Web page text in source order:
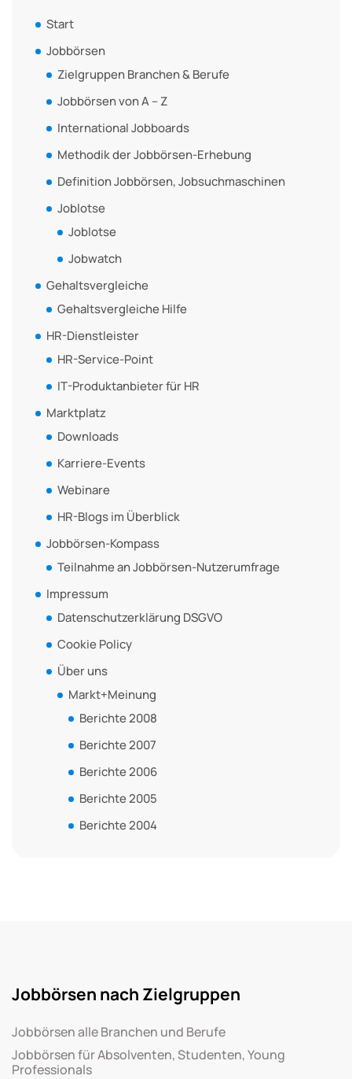
Start
Jobbörsen
Zielgruppen Branchen & Berufe
Jobbörsen von A – Z
International Jobboards
Methodik der Jobbörsen-Erhebung
Definition Jobbörsen, Jobsuchmaschinen
Joblotse
Joblotse
Jobwatch
Gehaltsvergleiche
Gehaltsvergleiche Hilfe
HR-Dienstleister
HR-Service-Point
IT-Produktanbieter für HR
Marktplatz
Downloads
Karriere-Events
Webinare
HR-Blogs im Überblick
Jobbörsen-Kompass
Teilnahme an Jobbörsen-Nutzerumfrage
Impressum
Datenschutzerklärung DSGVO
Cookie Policy
Über uns
Markt+Meinung
Berichte 2008
Berichte 2007
Berichte 2006
Berichte 2005
Berichte 2004
Jobbörsen nach Zielgruppen
Jobbörsen alle Branchen und Berufe
Jobbörsen für Absolventen, Studenten, Young
Professionals